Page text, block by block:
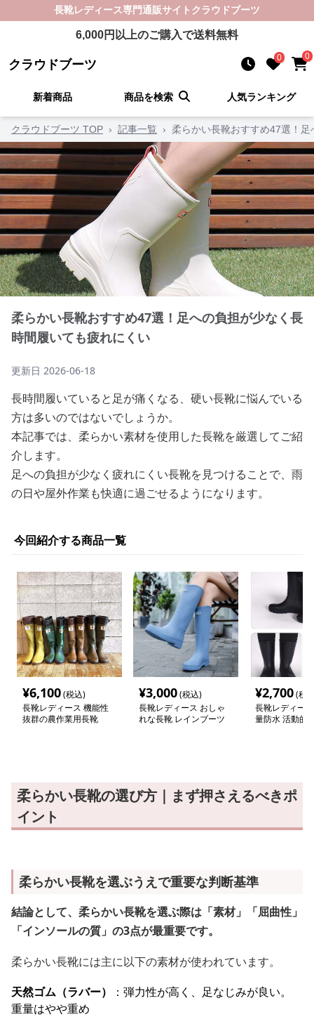
長靴レディース専門通販サイト クラウドブーツ
6,000円以上のご購入で送料無料
クラウドブーツ 0 0
新着商品 商品を検索 人気ランキング
クラウドブーツ TOP › 記事一覧 › 柔らかい長靴おすすめ47選！
柔らかい長靴おすすめ47選！足への負担が少なく長
時間履いても疲れにくい
更新日 2026-06-18
長時間履いていると足が痛くなる、硬い長靴に悩んでいる
方は多いのではないでしょうか。
本記事では、柔らかい素材を使用した長靴を厳選してご紹
介します。
足への負担が少なく疲れにくい長靴を見つけることで、雨
の日や屋外作業も快適に過ごせるようになります。
今回紹介する商品一覧
¥6,100(税込)
長靴レディース 機能性
抜群の農作業用長靴
¥3,000(税込)
長靴レディース おしゃ
れな長靴 レインブーツ
¥2,700(税
長靴レディー
量防水 活動的
柔らかい長靴の選び方｜まず押さえるべきポ
イント
柔らかい長靴を選ぶうえで重要な判断基準
結論として、柔らかい長靴を選ぶ際は「素材」「屈曲性」
「インソールの質」の3点が最重要です。
柔らかい長靴には主に以下の素材が使われています。
天然ゴム（ラバー）
：弾力性が高く、足なじみが良い。
重量はやや重め